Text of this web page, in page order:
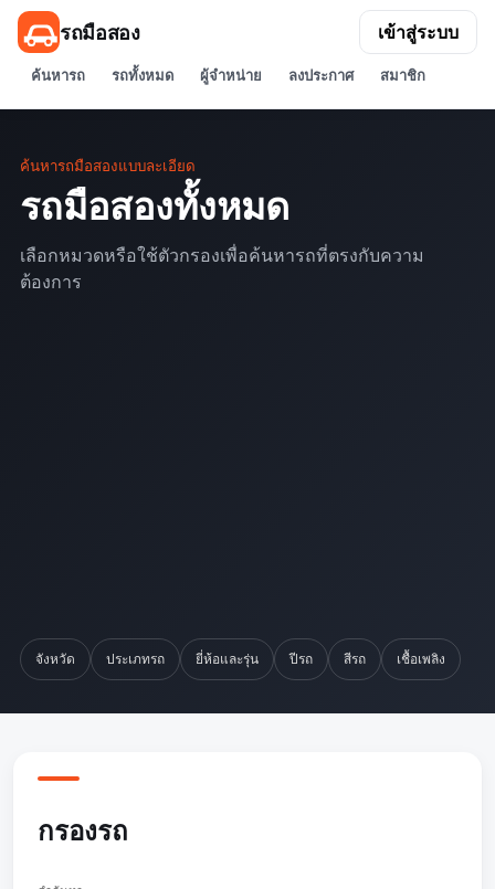
รถมือสอง
ค้นหารถ รถทั้งหมด ผู้จำหน่าย ลงประกาศ สมาชิก
เข้าสู่ระบบ
ค้นหารถมือสองแบบละเอียด
รถมือสองทั้งหมด
เลือกหมวดหรือใช้ตัวกรองเพื่อค้นหารถที่ตรงกับความ
ต้องการ
จังหวัด ประเภทรถ ยี่ห้อและรุ่น ปีรถ สีรถ เชื้อเพลิง
กรองรถ